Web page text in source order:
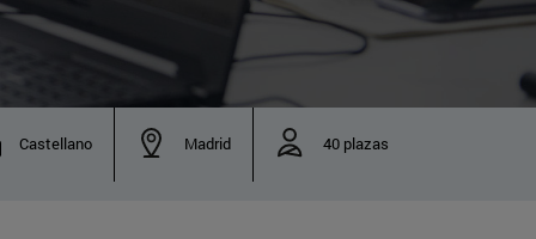
Castellano Madrid 40 plazas